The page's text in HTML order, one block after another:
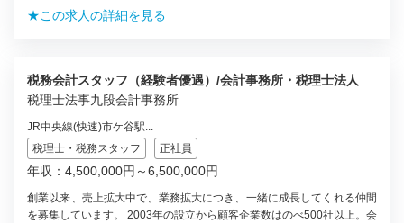
★この求人の詳細を見る
税務会計スタッフ（経験者優遇）/会計事務所・税理士法人
税理士法事九段会計事務所
JR中央線(快速)市ケ谷駅...
税理士・税務スタッフ
正社員
年収：4,500,000円～6,500,000円
創業以来、売上拡大中で、業務拡大につき、一緒に成長してくれる仲間
を募集しています。 2003年の設立から顧客企業数はのべ500社以上。会